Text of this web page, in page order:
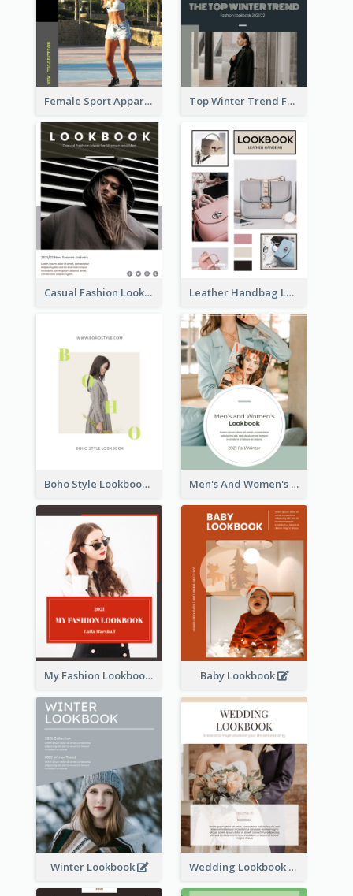
Female Sport Apparel Lookbook Top Winter Trend Fashion Lookbook
Casual Fashion Lookbook Leather Handbag Lookbook
Boho Style Lookbook Men's And Women's Lookbook
My Fashion Lookbook Baby Lookbook
Winter Lookbook Wedding Lookbook